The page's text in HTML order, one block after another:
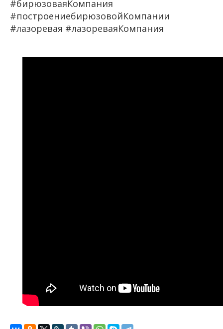
#бирюзоваяКомпания
#построениебирюзовойКомпании
#лазоревая #лазореваяКомпания